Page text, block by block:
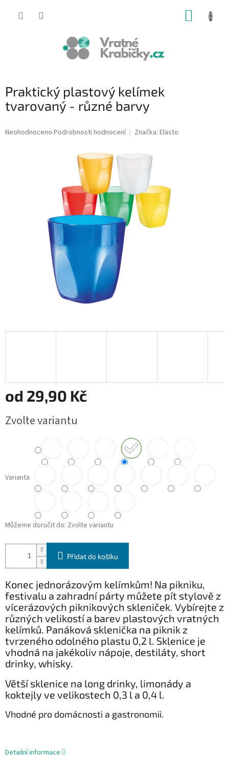
Praktický plastový kelímek
tvarovaný - různé barvy
Průměrné
Neohodnoceno Podrobnosti hodnocení Značka: Elasto
od 29,90 Kč
cena:
Zvolte variantu
Varianta
Můžeme doručit do: Zvolte variantu
Přidat do košíku
Konec jednorázovým kelímkům! Na pikniku,
festivalu a zahradní párty můžete pít stylově z
vícerázových piknikových skleniček. Vybírejte z
různých velikostí a barev plastových vratných
kelímků. Panáková sklenička na piknik z
tvrzeného odolného plastu 0,2 l. Sklenice je
vhodná na jakékoliv nápoje, destiláty, short
drinky, whisky.
Větší sklenice na long drinky, limonády a
koktejly ve velikostech 0,3 l a 0,4 l.
Vhodné pro domácnosti a gastronomii.
Detailní informace